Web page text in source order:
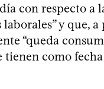
con respecto a
y que, a
“queda
tienen como